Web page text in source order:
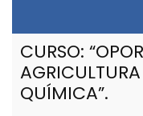
CURSO:
QUÍMICA”.